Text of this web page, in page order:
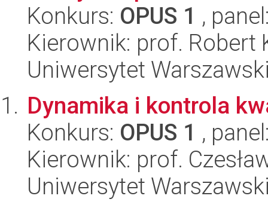
Konkurs: OPUS 1 ,
Kierownik: prof. Robert
Uniwersytet
Dynamika i kontrola
Konkurs: OPUS 1 ,
Kierownik: prof.
Uniwersytet